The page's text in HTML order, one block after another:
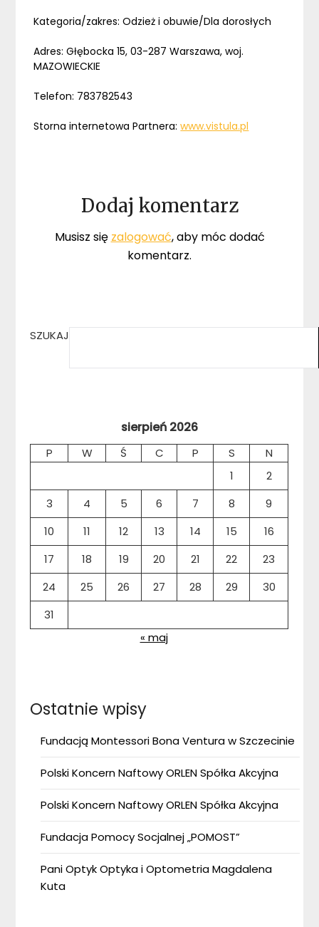
Kategoria/zakres: Odzież i obuwie/Dla dorosłych
Adres: Głębocka 15, 03-287 Warszawa, woj.
MAZOWIECKIE
Telefon: 783782543
Storna internetowa Partnera:www.vistula.pl
Dodaj komentarz
Musisz się zalogować, aby móc dodać
komentarz.
SZUKAJ
sierpień 2026
P W Ś C P S
N
1
2
3
4 5 6 7 8
9
10
11 12 13 14 15
16
17
18 19 20 21 22
23
24
25 26 27 28 29
30
31
« maj
Ostatnie wpisy
Fundacją Montessori Bona Ventura w Szczecinie
Polski Koncern Naftowy ORLEN Spółka Akcyjna
Polski Koncern Naftowy ORLEN Spółka Akcyjna
Fundacja Pomocy Socjalnej „POMOST”
Pani Optyk Optyka i Optometria Magdalena
Kuta